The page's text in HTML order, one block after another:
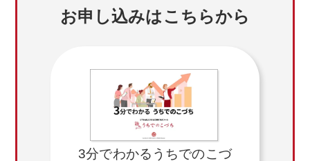
お申し込みはこちらから
3分でわかるうちでのこづ